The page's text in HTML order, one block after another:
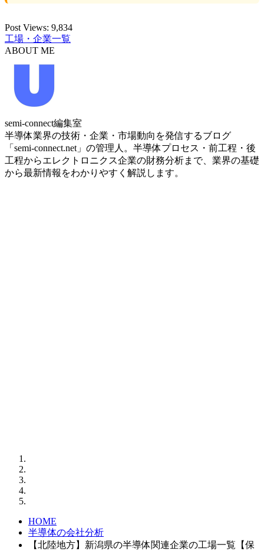
Post Views: 9,834
工場・企業一覧
ABOUT ME
semi-connect編集室
半導体業界の技術・企業・市場動向を発信するブログ
「semi-connect.net」の管理人。半導体プロセス・前工程・後
工程からエレクトロニクス企業の財務分析まで、業界の基礎
から最新情報をわかりやすく解説します。
HOME
半導体の会社分析
【北陸地方】新潟県の半導体関連企業の工場一覧【保